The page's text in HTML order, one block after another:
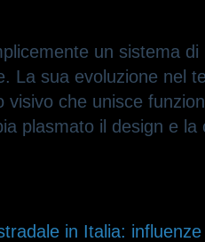
un sistema
La sua evoluzione nel
che unisce
plasmato il design e
in Italia: